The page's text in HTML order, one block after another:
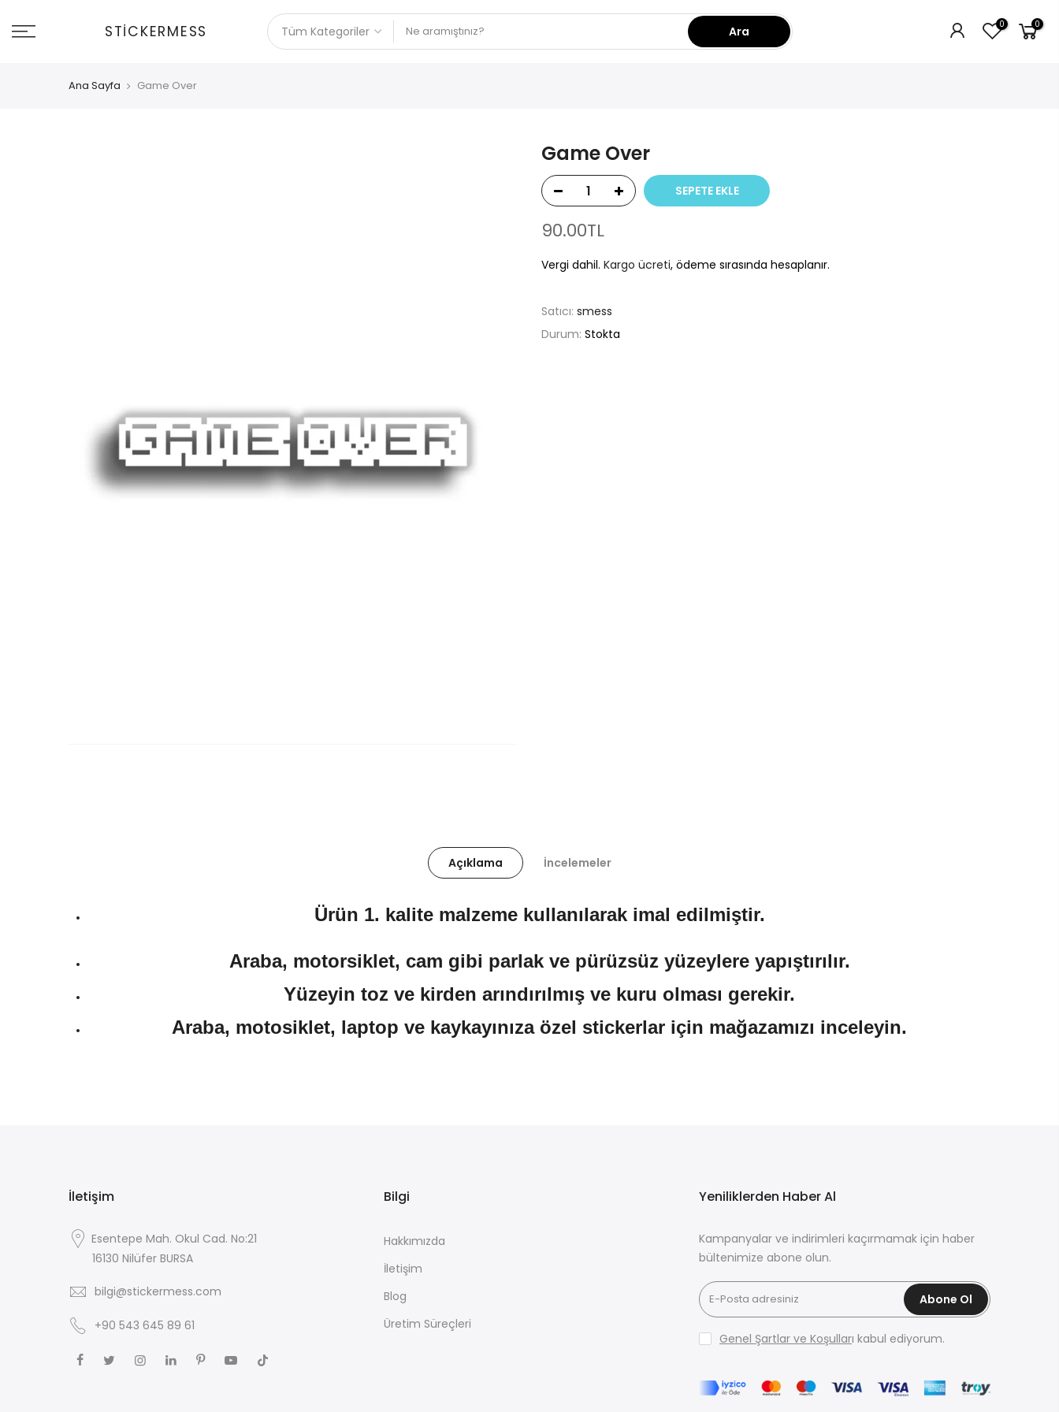
git
STICKERMESS Ara 0 0
Ana Sayfa Game Over
Game Over
SEPETE EKLE
90.00TL
Vergi dahil. Kargo ücreti, ödeme sırasında hesaplanır.
Satıcı: smess
Durum: Stokta
Açıklama İncelemeler
Ürün 1. kalite malzeme kullanılarak imal edilmiştir.
Araba, motorsiklet, cam gibi parlak ve pürüzsüz yüzeylere yapıştırılır.
Yüzeyin toz ve kirden arındırılmış ve kuru olması gerekir.
Araba, motosiklet, laptop ve kaykayınıza özel stickerlar için mağazamızı inceleyin.
İletişim
Esentepe Mah. Okul Cad. No:21
16130 Nilüfer BURSA
bilgi@stickermess.com
+90 543 645 89 61
Bilgi
Hakkımızda
İletişim
Blog
Üretim Süreçleri
Yeniliklerden Haber Al
Kampanyalar ve indirimleri kaçırmamak için haber
bültenimize abone olun.
Abone Ol
Genel Şartlar ve Koşulları kabul ediyorum.